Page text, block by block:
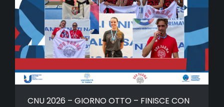
CNU 2026 – GIORNO OTTO – FINISCE CON